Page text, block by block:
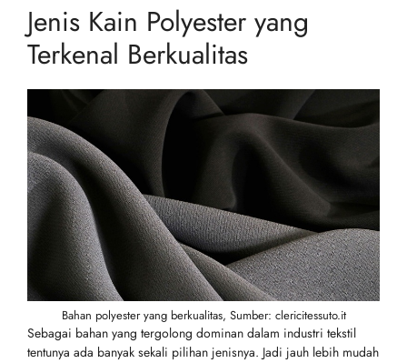
Jenis Kain Polyester yang
Terkenal Berkualitas
Bahan polyester yang berkualitas, Sumber: clericitessuto.it
Sebagai bahan yang tergolong dominan dalam industri tekstil
tentunya ada banyak sekali pilihan jenisnya. Jadi jauh lebih mudah